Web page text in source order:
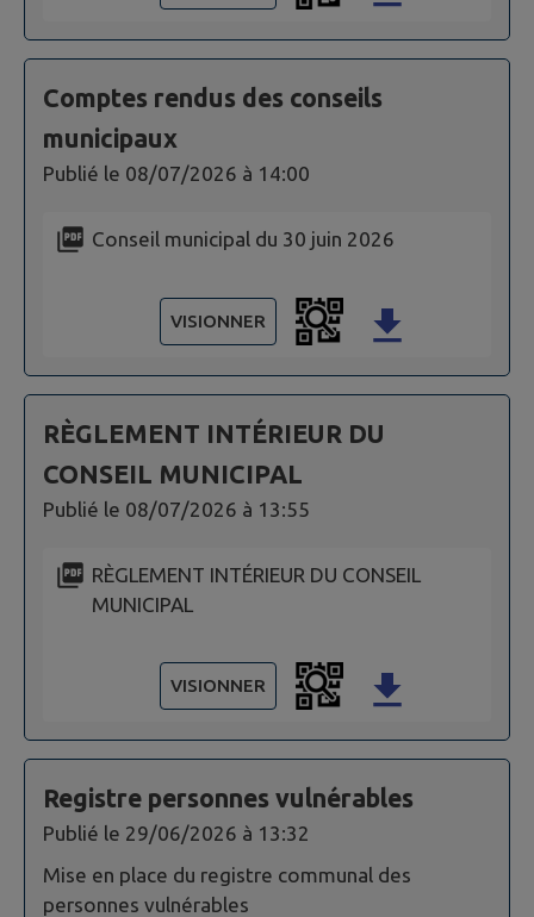
Comptes rendus des conseils
municipaux
Publié le 08/07/2026 à 14:00
Conseil municipal du 30 juin 2026
VISIONNER
RÈGLEMENT INTÉRIEUR DU
CONSEIL MUNICIPAL
Publié le 08/07/2026 à 13:55
RÈGLEMENT INTÉRIEUR DU CONSEIL
MUNICIPAL
VISIONNER
Registre personnes vulnérables
Publié le 29/06/2026 à 13:32
Mise en place du registre communal des
personnes vulnérables